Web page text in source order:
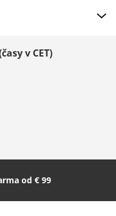
Italien (Deutsch)
v CET)
od € 99